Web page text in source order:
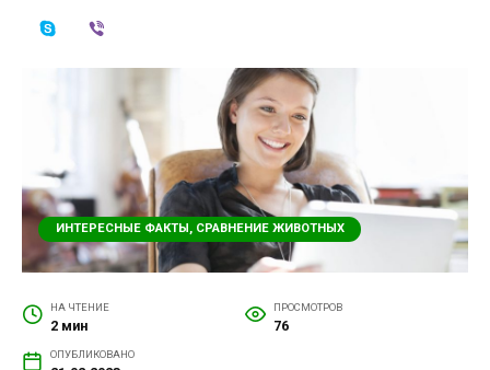
ИНТЕРЕСНЫЕ ФАКТЫ, СРАВНЕНИЕ ЖИВОТНЫХ
НА ЧТЕНИЕ
2 мин
ПРОСМОТРОВ
76
ОПУБЛИКОВАНО